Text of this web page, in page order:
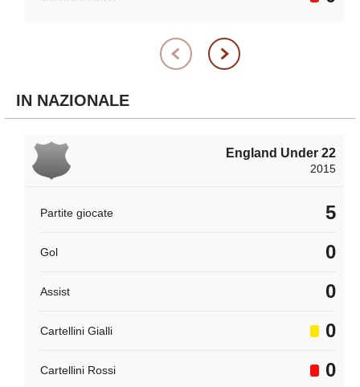
IN NAZIONALE
England Under 22
2015
Partite giocate 5
Gol 0
Assist 0
Cartellini Gialli 0
Cartellini Rossi 0